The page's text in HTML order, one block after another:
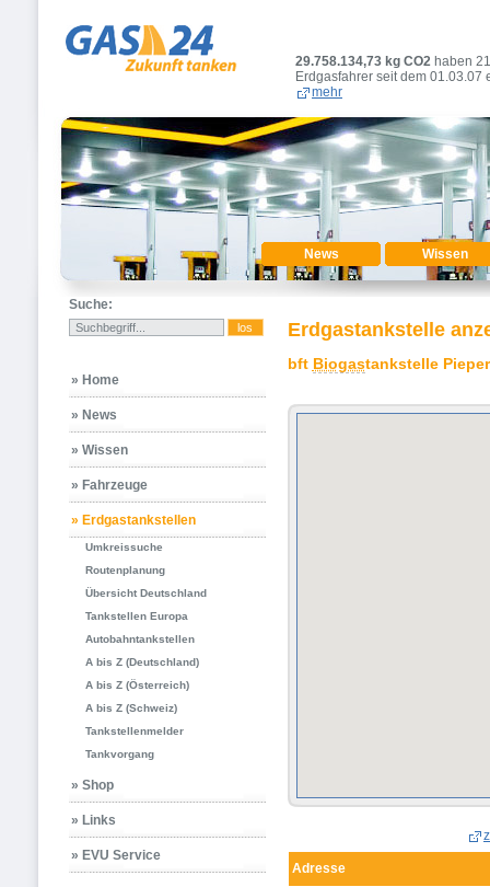
29.758.134,73 kg CO2 haben
Erdgasfahrer seit dem 01.03.07
mehr
News Wissen
Suche:
» Home
» News
» Wissen
» Fahrzeuge
» Erdgastankstellen
Umkreissuche
Routenplanung
Übersicht Deutschland
Tankstellen Europa
Autobahntankstellen
A bis Z (Deutschland)
A bis Z (Österreich)
A bis Z (Schweiz)
Tankstellenmelder
Tankvorgang
» Shop
» Links
» EVU Service
Erdgastankstelle
bft Biogastankstelle Pieper
Adresse